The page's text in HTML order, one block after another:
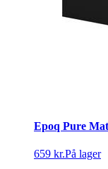
Epoq Pure
659 kr.På lager